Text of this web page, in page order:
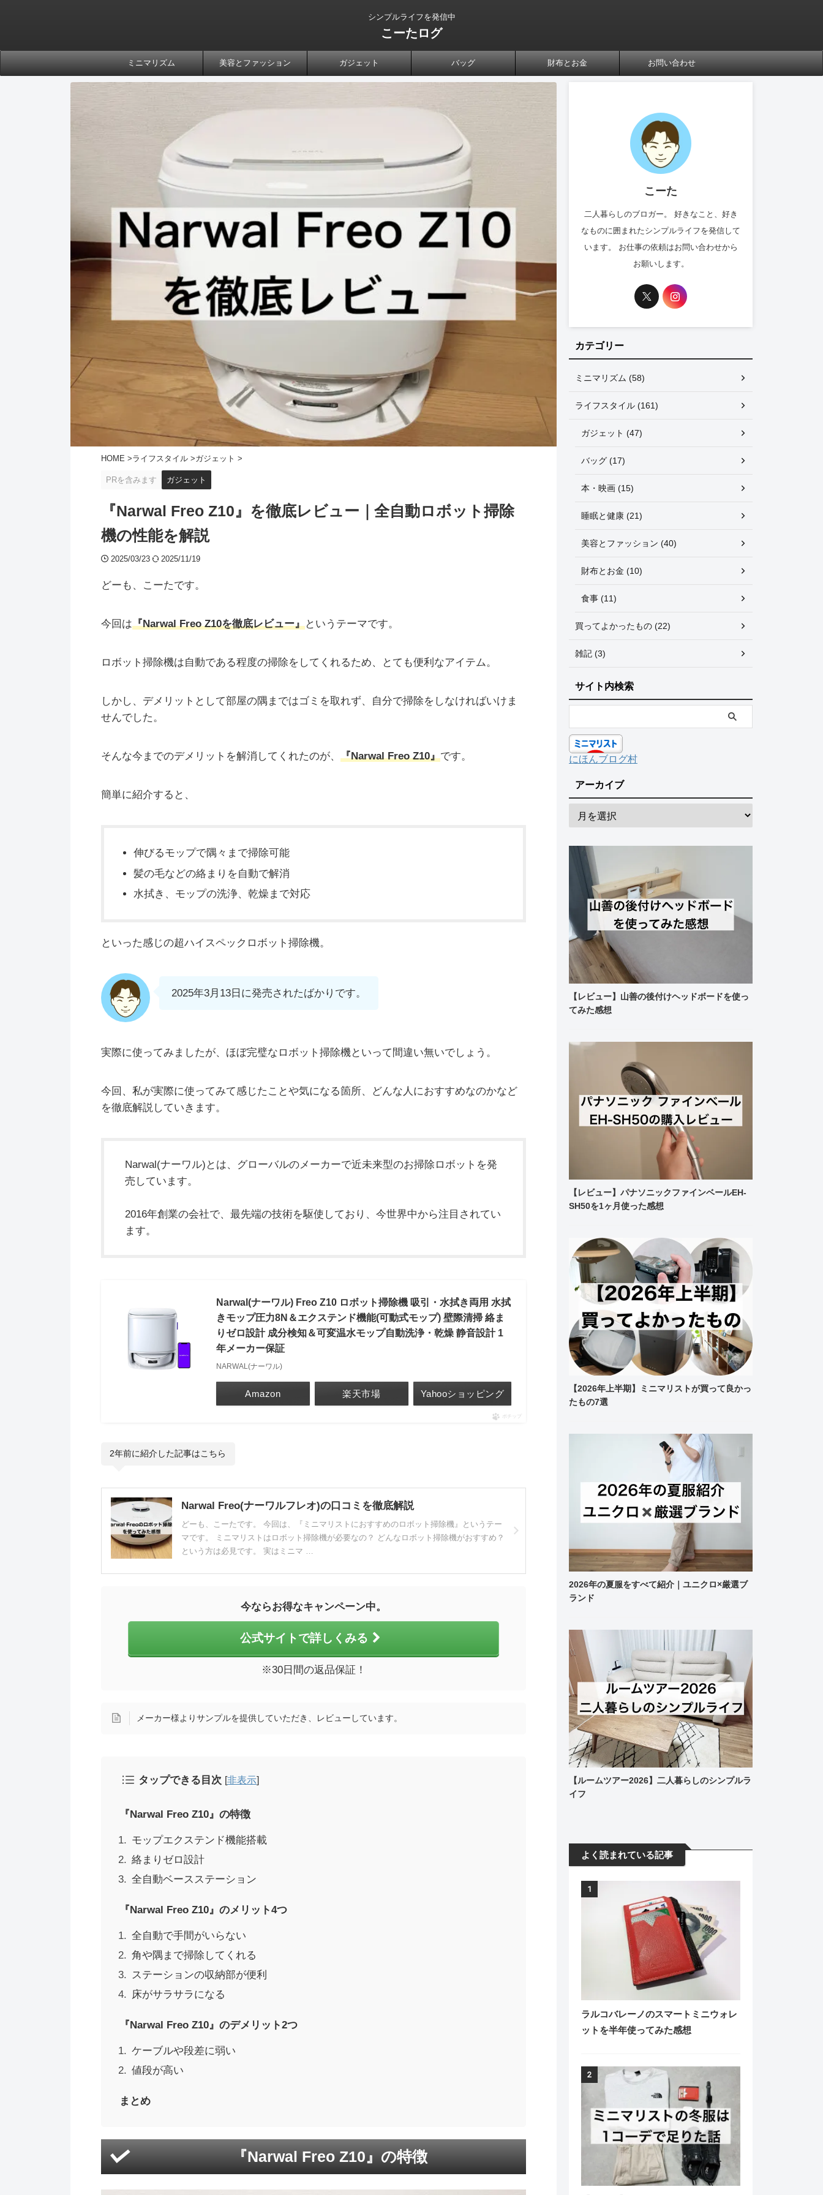
シンプルライフを発信中
こーたログ
ミニマリズム 美容とファッション ガジェット バッグ 財布とお金 お問い合わせ
HOME >ライフスタイル >ガジェット >
PRを含みます ガジェット
『Narwal Freo Z10』を徹底レビュー｜全自動ロボット掃除
機の性能を解説
2025/03/23 2025/11/19
どーも、こーたです。
今回は『Narwal Freo Z10を徹底レビュー』というテーマです。
ロボット掃除機は自動である程度の掃除をしてくれるため、とても便利なアイテム。
しかし、デメリットとして部屋の隅まではゴミを取れず、自分で掃除をしなければいけま
せんでした。
そんな今までのデメリットを解消してくれたのが、 『Narwal Freo Z10』です。
簡単に紹介すると、
伸びるモップで隅々まで掃除可能
髪の毛などの絡まりを自動で解消
水拭き、モップの洗浄、乾燥まで対応
といった感じの超ハイスペックロボット掃除機。
2025年3月13日に発売されたばかりです。
実際に使ってみましたが、ほぼ完璧なロボット掃除機といって間違い無いでしょう。
今回、私が実際に使ってみて感じたことや気になる箇所、どんな人におすすめなのかなど
を徹底解説していきます。
Narwal(ナーワル)とは、グローバルのメーカーで近未来型のお掃除ロボットを発
売しています。
2016年創業の会社で、最先端の技術を駆使しており、今世界中から注目されてい
ます。
Narwal(ナーワル) Freo Z10 ロボット掃除機 吸引・水拭き両用 水拭
きモップ圧力8N＆エクステンド機能(可動式モップ) 壁際清掃 絡ま
りゼロ設計 成分検知＆可変温水モップ自動洗浄・乾燥 静音設計 1
年メーカー保証
NARWAL(ナーワル)
Amazon 楽天市場 Yahooショッピング
ポチップ
2年前に紹介した記事はこちら
Narwal Freo(ナーワルフレオ)の口コミを徹底解説
どーも、こーたです。 今回は、『ミニマリストにおすすめのロボット掃除機』というテー
マです。 ミニマリストはロボット掃除機が必要なの？ どんなロボット掃除機がおすすめ？
という方は必見です。 実はミニマ …
今ならお得なキャンペーン中。
公式サイトで詳しくみる
※30日間の返品保証！
メーカー様よりサンプルを提供していただき、レビューしています。
タップできる目次 [非表示]
『Narwal Freo Z10』の特徴
モップエクステンド機能搭載
絡まりゼロ設計
全自動ベースステーション
『Narwal Freo Z10』のメリット4つ
全自動で手間がいらない
角や隅まで掃除してくれる
ステーションの収納部が便利
床がサラサラになる
『Narwal Freo Z10』のデメリット2つ
ケーブルや段差に弱い
値段が高い
まとめ
『Narwal Freo Z10』の特徴
こーた
二人暮らしのブロガー。 好きなこと、好き
なものに囲まれたシンプルライフを発信して
います。 お仕事の依頼はお問い合わせから
お願いします。
カテゴリー
ミニマリズム (58)
ライフスタイル (161)
ガジェット (47)
バッグ (17)
本・映画 (15)
睡眠と健康 (21)
美容とファッション (40)
財布とお金 (10)
食事 (11)
買ってよかったもの (22)
雑記 (3)
サイト内検索
にほんブログ村
アーカイブ
【レビュー】山善の後付けヘッドボードを使っ
てみた感想
【レビュー】パナソニックファインベールEH-
SH50を1ヶ月使った感想
【2026年上半期】ミニマリストが買って良かっ
たもの7選
2026年の夏服をすべて紹介｜ユニクロ×厳選ブ
ランド
【ルームツアー2026】二人暮らしのシンプルラ
イフ
よく読まれている記事
1
ラルコバレーノのスマートミニウォレ
ットを半年使ってみた感想
2